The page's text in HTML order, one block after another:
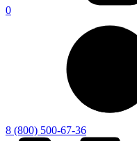
0
8 (800) 500-67-36